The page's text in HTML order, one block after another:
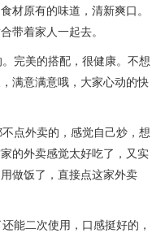
材原有的味道，清新爽口。
带着家人一起去。
完美的搭配，很健康。不想
满意满意哦，大家心动的快
点外卖的，感觉自己炒，想
的外卖感觉太好吃了，又实
做饭了，直接点这家外卖
能二次使用，口感挺好的，